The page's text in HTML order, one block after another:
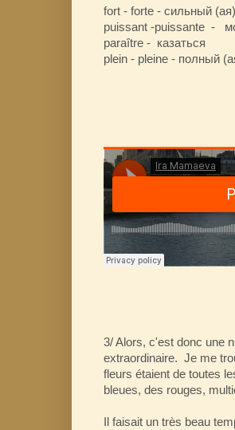
fort - forte - сильный (ая)
puissant -puissante -
paraître - казаться
plein - pleine - полный
3/ Alors, c'est donc une
extraordinaire. Je me
fleurs étaient de toutes
bleues, des rouges,
Il faisait un très beau